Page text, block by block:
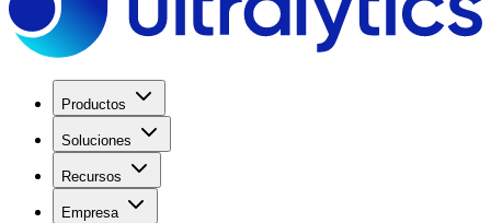
Productos
Soluciones
Recursos
Empresa